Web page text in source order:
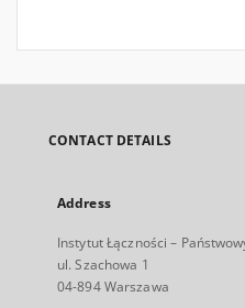
CONTACT DETAILS
Address
Instytut Łączności –
ul. Szachowa 1
04-894 Warszawa